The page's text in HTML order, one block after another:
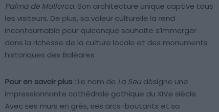
Palma de Mallorca. Son architecture unique captive tous
les visiteurs. De plus, sa valeur culturelle la rend
incontournable pour quiconque souhaite s’immerger
dans la richesse de la culture locale et des monuments
historiques des Baléares.
Pour en savoir plus : Le nom de La Seu désigne une
impressionnante cathédrale gothique du XIVe siècle.
Avec ses murs en grès, ses arcs-boutants et sa